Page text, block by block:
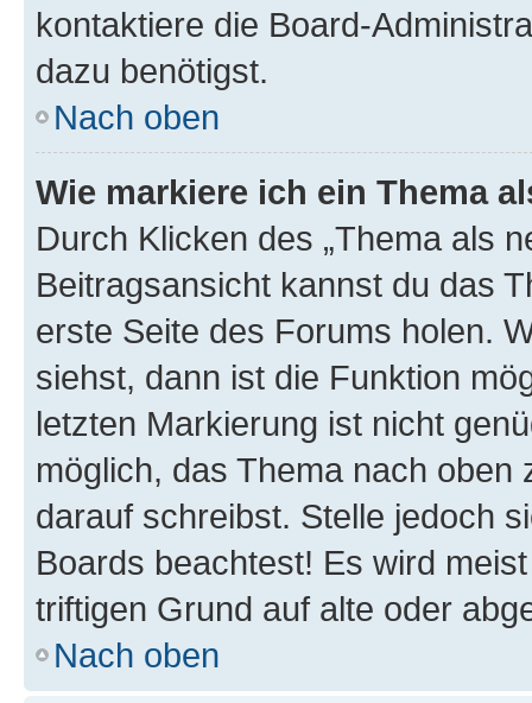
kontaktiere die Board-
dazu benötigst.
Nach oben
Wie markiere ich ein Thema
Durch Klicken des „Thema als
Beitragsansicht kannst du das
erste Seite des Forums holen.
siehst, dann ist die Funktion
letzten Markierung ist nicht
möglich, das Thema nach oben
darauf schreibst. Stelle jedoch
Boards beachtest! Es wird
triftigen Grund auf alte oder
Nach oben